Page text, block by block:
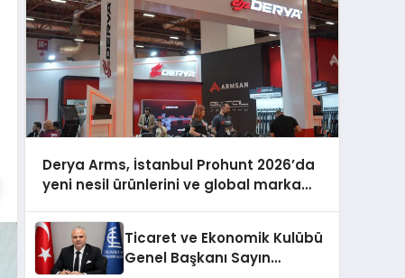
Derya Arms, İstanbul Prohunt 2026’da
yeni nesil ürünlerini ve global marka
Ticaret ve Ekonomik Kulübü
Genel Başkanı Sayın